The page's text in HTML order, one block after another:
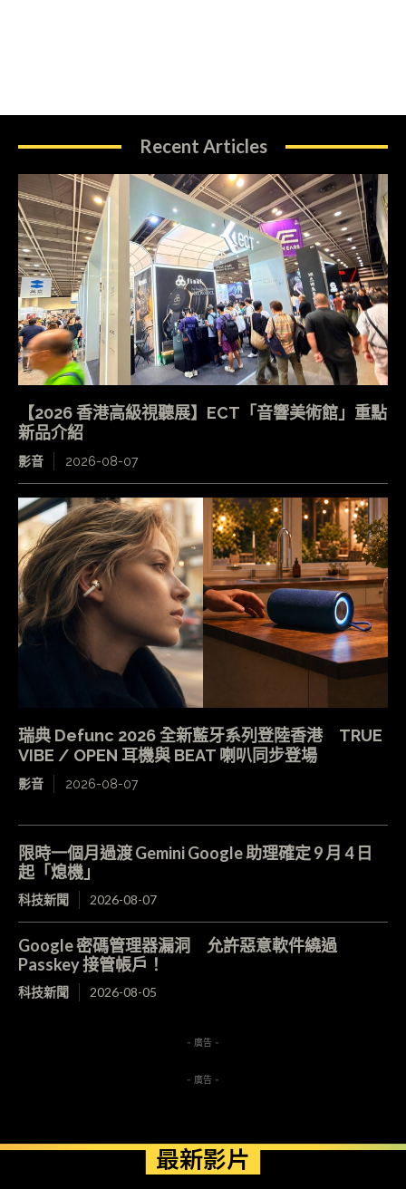
Recent Articles
【2026 香港高級視聽展】ECT「音響美術館」重點
新品介紹
影音 2026-08-07
瑞典 Defunc 2026 全新藍牙系列登陸香港 TRUE
VIBE / OPEN 耳機與 BEAT 喇叭同步登場
影音 2026-08-07
限時一個月過渡 Gemini Google 助理確定 9 月 4 日
起「熄機」
科技新聞 2026-08-07
Google 密碼管理器漏洞 允許惡意軟件繞過
Passkey 接管帳戶！
科技新聞 2026-08-05
- 廣告 -
- 廣告 -
最新影片